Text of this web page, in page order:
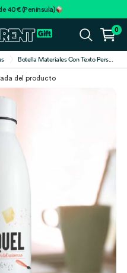
40€ (Península)
0
Botella Materiales Con Texto Pers...
del producto